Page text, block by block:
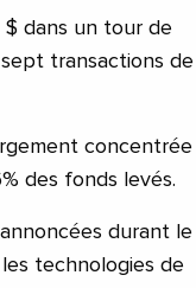
$ dans un tour de
transactions de
concentrée
des fonds levés.
durant le
technologies de